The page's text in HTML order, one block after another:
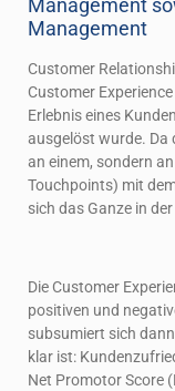
Management
Management
Customer
Customer
Erlebnis eines
ausgelöst wurde. Da
an einem, sondern
Touchpoints) mit
sich das Ganze in
Die Customer
positiven und
subsumiert sich
klar ist:
Net Promotor Score